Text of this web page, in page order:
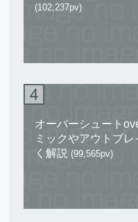
(102,237pv)
オーバーシュート
ミックやアウトブ
く解説 (99,565pv)